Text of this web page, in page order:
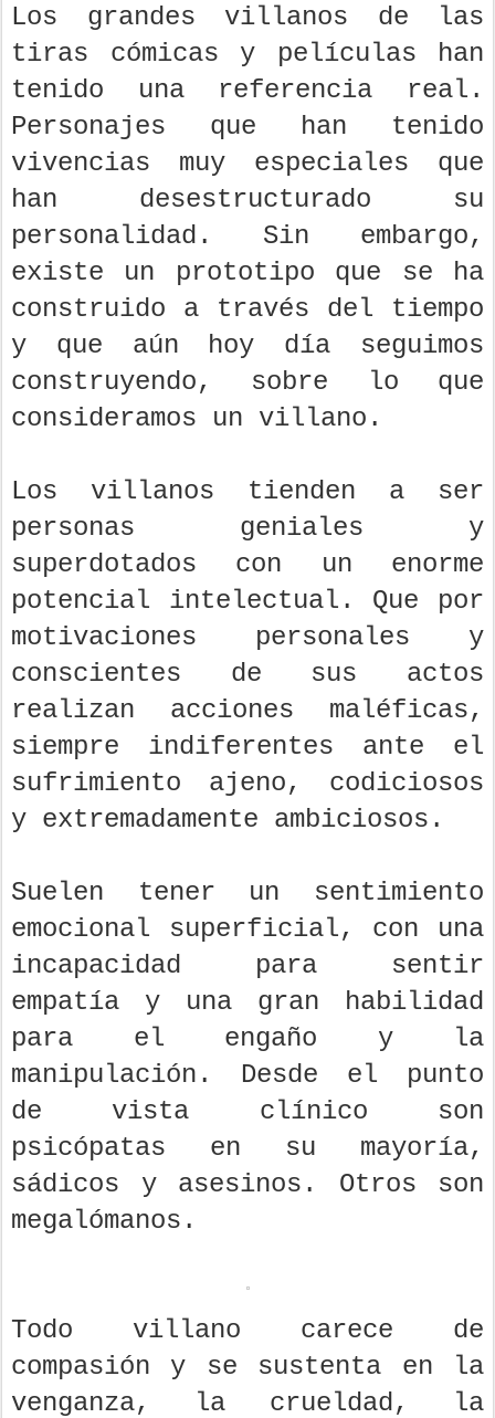
Los grandes villanos de las
tiras cómicas y películas han
tenido una referencia real.
Personajes que han tenido
vivencias muy especiales que
han desestructurado su
personalidad. Sin embargo,
existe un prototipo que se ha
construido a través del tiempo
y que aún hoy día seguimos
construyendo, sobre lo que
consideramos un villano.
Los villanos tienden a ser
personas geniales y
superdotados con un enorme
potencial intelectual. Que por
motivaciones personales y
conscientes de sus actos
realizan acciones maléficas,
siempre indiferentes ante el
sufrimiento ajeno, codiciosos
y extremadamente ambiciosos.
Suelen tener un sentimiento
emocional superficial, con una
incapacidad para sentir
empatía y una gran habilidad
para el engaño y la
manipulación. Desde el punto
de vista clínico son
psicópatas en su mayoría,
sádicos y asesinos. Otros son
megalómanos.
Todo villano carece de
compasión y se sustenta en la
venganza, la crueldad, la